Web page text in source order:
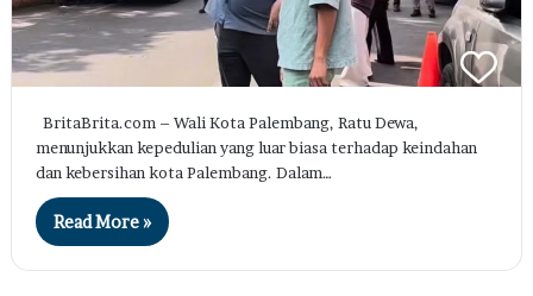
BritaBrita.com – Wali Kota Palembang, Ratu Dewa,
menunjukkan kepedulian yang luar biasa terhadap keindahan
dan kebersihan kota Palembang. Dalam…
Read More »